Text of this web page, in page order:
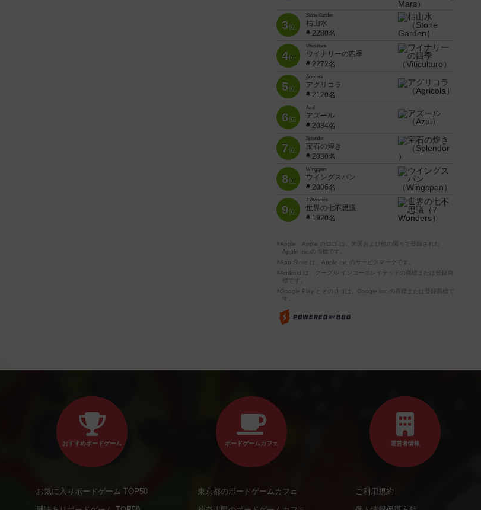
3位
Stone Garden
枯山水
2280名
4位
Viticulture
ワイナリーの四季
2272名
5位
Agricola
アグリコラ
2120名
6位
Azul
アズール
2034名
7位
Splendor
宝石の煌き
2030名
8位
Wingspan
ウイングスパン
2006名
9位
7 Wonders
世界の七不思議
1920名
※Apple、Apple のロゴ は、米国および他の国々で登録された
Apple Inc.の商標です。
※App Store は、Apple Inc.のサービスマークです。
※Android は、グーグル インコーポレイテッドの商標または登録商
標です。
※Google Play とそのロゴは、Google Inc.の商標または登録商標で
す。
おすすめボードゲーム
お気に入りボードゲーム TOP50
ボードゲームカフェ
東京都のボードゲームカフェ
運営者情報
ご利用規約